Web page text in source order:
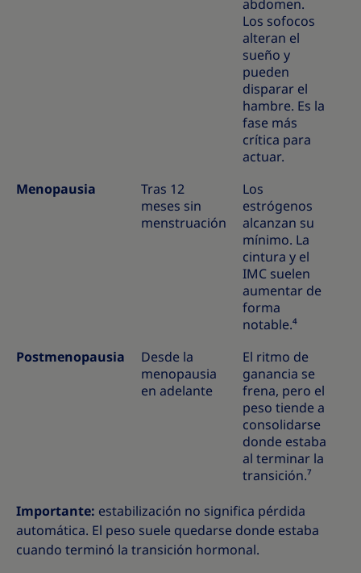
abdomen.
Los sofocos
alteran el
sueño y
pueden
disparar el
hambre. Es la
fase más
crítica para
actuar.
Menopausia
Tras 12
meses sin
menstruación
Los
estrógenos
alcanzan su
mínimo. La
cintura y el
IMC suelen
aumentar de
forma
notable.⁴
Postmenopausia
Desde la
menopausia
en adelante
El ritmo de
ganancia se
frena, pero el
peso tiende a
consolidarse
donde estaba
al terminar la
transición.⁷
Importante: estabilización no significa pérdida
automática. El peso suele quedarse donde estaba
cuando terminó la transición hormonal.